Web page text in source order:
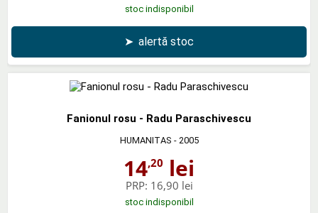
stoc indisponibil
➤ alertă stoc
Fanionul rosu - Radu Paraschivescu
HUMANITAS - 2005
14,20 lei
PRP: 16,90 lei
stoc indisponibil